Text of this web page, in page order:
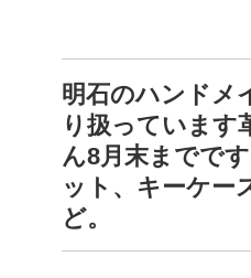
明石のハンドメ
り扱っています
ん8月末までで
ット、キーケー
ど。